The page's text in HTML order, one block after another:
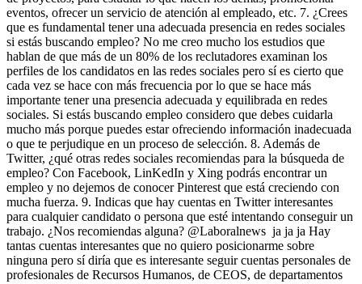
eventos, ofrecer un servicio de atención al empleado, etc. 7. ¿Crees
que es fundamental tener una adecuada presencia en redes sociales
si estás buscando empleo? No me creo mucho los estudios que
hablan de que más de un 80% de los reclutadores examinan los
perfiles de los candidatos en las redes sociales pero sí es cierto que
cada vez se hace con más frecuencia por lo que se hace más
importante tener una presencia adecuada y equilibrada en redes
sociales. Si estás buscando empleo considero que debes cuidarla
mucho más porque puedes estar ofreciendo información inadecuada
o que te perjudique en un proceso de selección. 8. Además de
Twitter, ¿qué otras redes sociales recomiendas para la búsqueda de
empleo? Con Facebook, LinKedIn y Xing podrás encontrar un
empleo y no dejemos de conocer Pinterest que está creciendo con
mucha fuerza. 9. Indicas que hay cuentas en Twitter interesantes
para cualquier candidato o persona que esté intentando conseguir un
trabajo. ¿Nos recomiendas alguna? @Laboralnews ja ja ja Hay
tantas cuentas interesantes que no quiero posicionarme sobre
ninguna pero sí diría que es interesante seguir cuentas personales de
profesionales de Recursos Humanos, de CEOS, de departamentos